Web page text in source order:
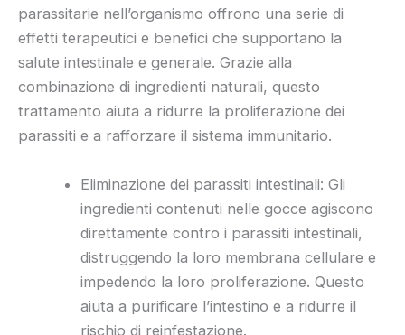
parassitarie nell’organismo offrono una serie di
effetti terapeutici e benefici che supportano la
salute intestinale e generale. Grazie alla
combinazione di ingredienti naturali, questo
trattamento aiuta a ridurre la proliferazione dei
parassiti e a rafforzare il sistema immunitario.
Eliminazione dei parassiti intestinali: Gli
ingredienti contenuti nelle gocce agiscono
direttamente contro i parassiti intestinali,
distruggendo la loro membrana cellulare e
impedendo la loro proliferazione. Questo
aiuta a purificare l’intestino e a ridurre il
rischio di reinfestazione.